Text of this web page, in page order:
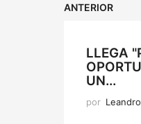
ANTERIOR
LLEGA
UN...
por